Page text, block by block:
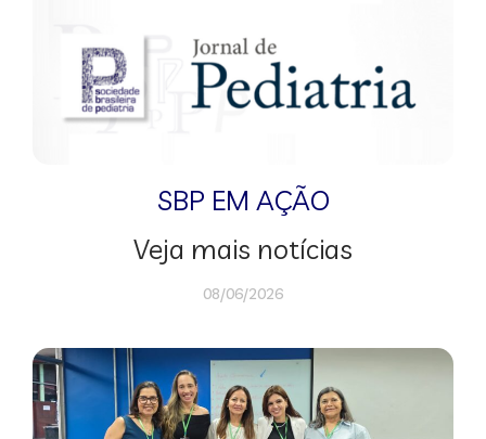
SBP EM AÇÃO
Veja mais notícias
08/06/2026